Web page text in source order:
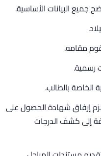
جميع البيانات الأساسية.
مقامه.
بالطالب.
إرفاق شهادة الحصول على
إلى كشف الدرجات